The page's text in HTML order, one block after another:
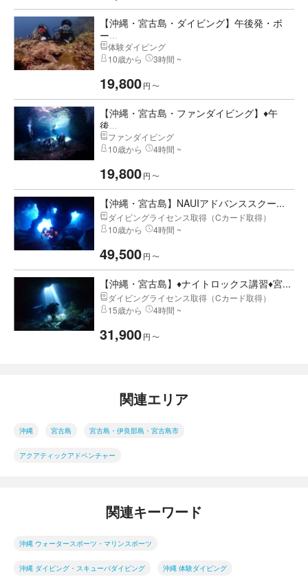
【沖縄・宮古島・ダイビング】午後発・ボ
ー...
体験ダイビング
10歳から
3時間 ~
19,800円 〜
【沖縄・宮古島・ファンダイビング】♦午
後...
ファンダイビング
10歳から
4時間 ~
19,800円 〜
【沖縄・宮古島】NAUIアドバンススクー...
ダイビングライセンス取得（Cカード取得）
10歳から
4時間 ~
49,500円 〜
【沖縄・宮古島】♦ナイトロックス講習♦宮...
ダイビングライセンス取得（Cカード取得）
15歳から
4時間 ~
31,900円 〜
関連エリア
沖縄 宮古島 宮古島・伊良部島・宮古島市
アクアティックアドベンチャー
関連キーワード
沖縄 ウォータースポーツ・マリンスポーツ
沖縄 ダイビング・スキューバダイビング 沖縄 体験ダイビング